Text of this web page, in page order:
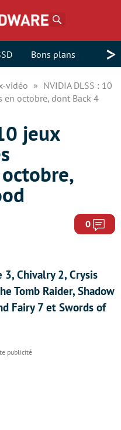
Bons plans >
vidéo
NVIDIA DLSS : 10
octobre, dont Back 4
jeux
0
3, Chivalry 2, Crysis
Tomb Raider, Shadow
Fairy 7 et Swords of